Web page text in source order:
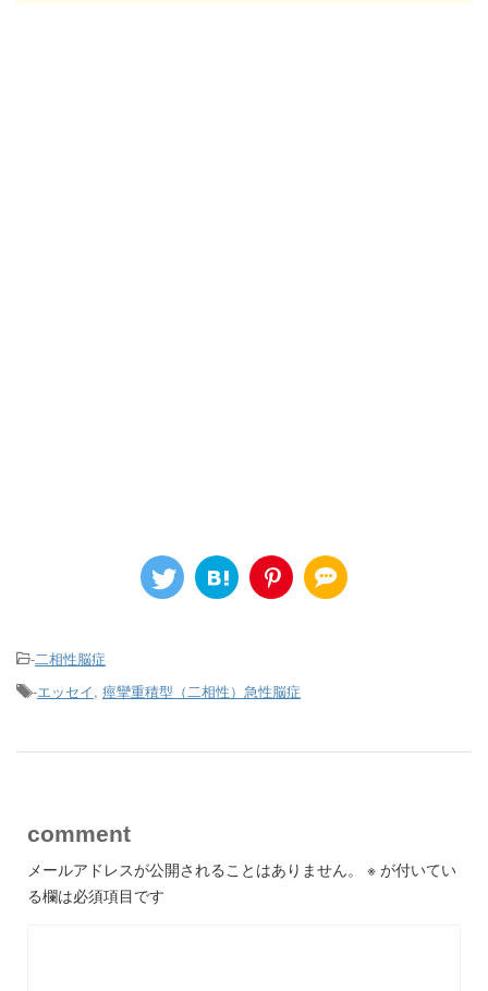
-二相性脳症
-エッセイ, 痙攣重積型（二相性）急性脳症
comment
メールアドレスが公開されることはありません。 ※ が付いてい
る欄は必須項目です